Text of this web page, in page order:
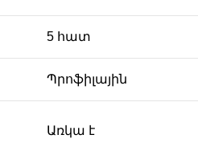
5 հատ
Պրոֆիլային
Առկա է